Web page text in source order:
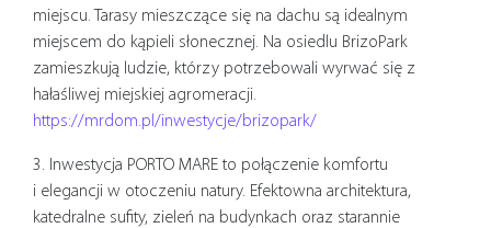
miejscu. Tarasy mieszczące się na dachu są idealnym
miejscem do kąpieli słonecznej. Na osiedlu BrizoPark
zamieszkują ludzie, którzy potrzebowali wyrwać się z
hałaśliwej miejskiej agromeracji.
https://mrdom.pl/inwestycje/brizopark/
3. Inwestycja PORTO MARE to połączenie komfortu
i elegancji w otoczeniu natury. Efektowna architektura,
katedralne sufity, zieleń na budynkach oraz starannie